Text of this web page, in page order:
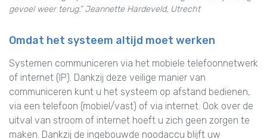
gevoel weer terug.” Jeannette Hardeveld, Utrecht
Omdat het systeem altijd moet werken
Systemen communiceren via het mobiele telefoonnetwerk
of internet (IP). Dankzij deze veilige manier van
communiceren kunt u het systeem op afstand bedienen,
via een telefoon (mobiel/vast) of via internet. Ook over de
uitval van stroom of internet hoeft u zich geen zorgen te
maken. Dankzij de ingebouwde noodaccu blijft uw